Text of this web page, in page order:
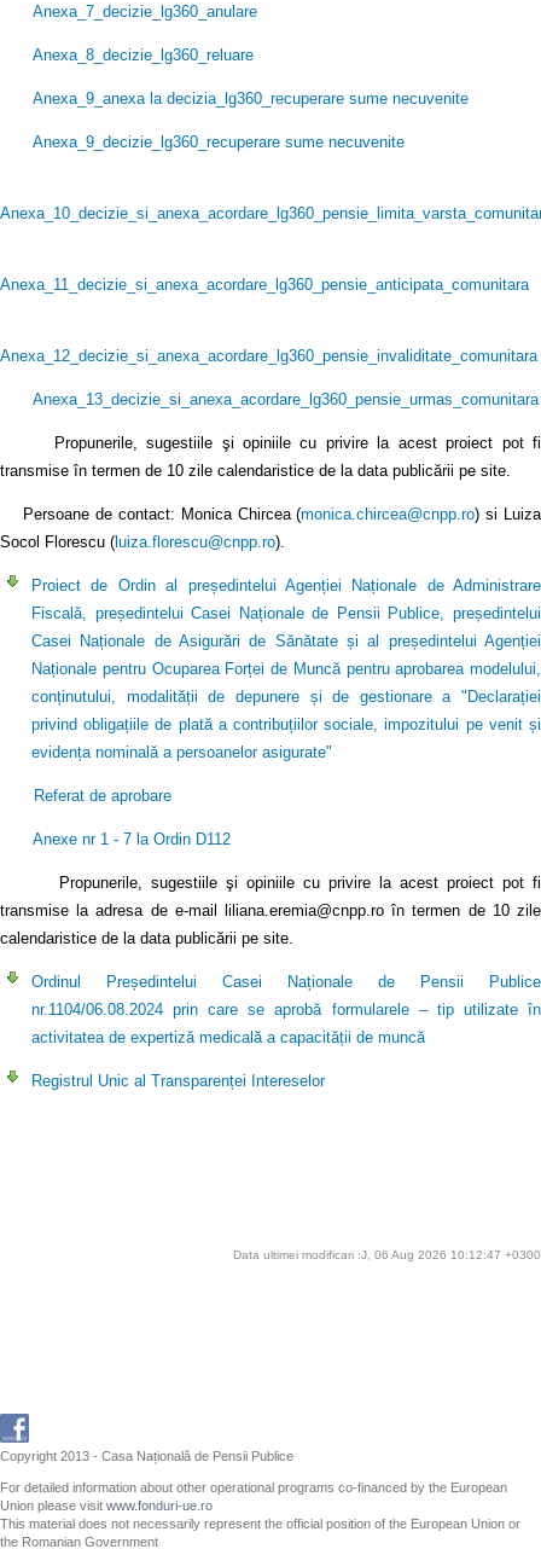
Anexa_7_decizie_lg360_anulare
Anexa_8_decizie_lg360_reluare
Anexa_9_anexa la decizia_lg360_recuperare sume necuvenite
Anexa_9_decizie_lg360_recuperare sume necuvenite
Anexa_11_decizie_si_anexa_acordare_lg360_pensie_anticipata_comunitara
Anexa_12_decizie_si_anexa_acordare_lg360_pensie_invaliditate_comunitara
Anexa_13_decizie_si_anexa_acordare_lg360_pensie_urmas_comunitara
Propunerile, sugestiile şi opiniile cu privire la acest proiect pot fi
transmise în termen de 10 zile calendaristice de la data publicării pe site.
Persoane de contact: Monica Chircea (monica.chircea@cnpp.ro) si Luiza
Socol Florescu ( luiza.florescu@cnpp.ro).
Proiect de Ordin al președintelui Agenției Naționale de Administrare
Fiscală, președintelui Casei Naționale de Pensii Publice, președintelui
Casei Naționale de Asigurări de Sănătate și al președintelui Agenției
Naționale pentru Ocuparea Forței de Muncă pentru aprobarea modelului,
conținutului, modalității de depunere și de gestionare a "Declarației
privind obligațiile de plată a contribuțiilor sociale, impozitului pe venit și
evidența nominală a persoanelor asigurate"
Referat de aprobare
Anexe nr 1 - 7 la Ordin D112
Propunerile, sugestiile şi opiniile cu privire la acest proiect pot fi
transmise la adresa de e-mail liliana.eremia@cnpp.ro în termen de 10 zile
calendaristice de la data publicării pe site.
Ordinul Președintelui Casei Naționale de Pensii Publice
nr.1104/06.08.2024 prin care se aprobă formularele – tip utilizate în
activitatea de expertiză medicală a capacității de muncă
Registrul Unic al Transparenței Intereselor
Data ultimei modificari :J, 06 Aug 2026 10:12:47 +0300
Copyright 2013 - Casa Națională de Pensii Publice
For detailed information about other operational programs co-financed by the European
Union please visit www.fonduri-ue.ro
This material does not necessarily represent the official position of the European Union or
the Romanian Government